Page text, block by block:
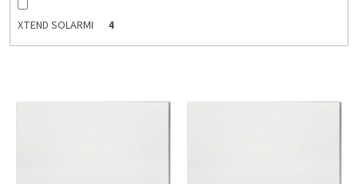
XTEND SOLARMI 4